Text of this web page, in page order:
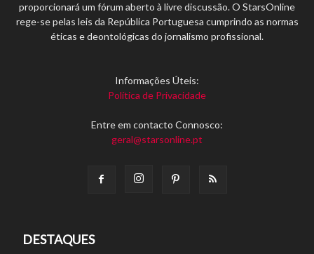
proporcionará um fórum aberto à livre discussão. O StarsOnline
rege-se pelas leis da República Portuguesa cumprindo as normas
éticas e deontológicas do jornalismo profissional.
Informações Úteis:
Política de Privacidade
Entre em contacto Connosco:
geral@starsonline.pt
DESTAQUES